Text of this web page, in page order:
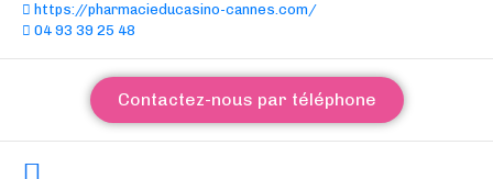
https://pharmacieducasino-cannes.com/
04 93 39 25 48
Contactez-nous par téléphone